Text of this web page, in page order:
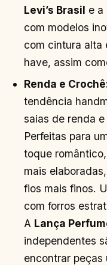
Levi’s Brasil e a
com modelos
com cintura alta
have, assim
Renda e
tendência
saias de renda
Perfeitas para
toque
mais
fios mais finos.
com forros
A Lança
independentes
encontrar peças